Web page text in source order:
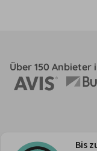
Über 150 Anbieter
Bis